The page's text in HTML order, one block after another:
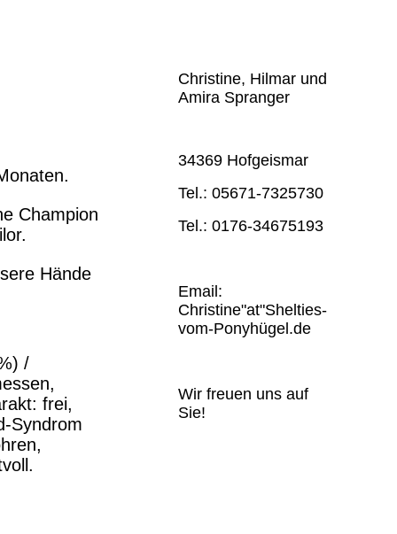
Champion
Hände
/
frei,
Syndrom
Christine, Hilmar und
Amira Spranger
34369 Hofgeismar
Tel.: 05671-7325730
Tel.: 0176-34675193
Email:
Christine"at"Shelties-
vom-Ponyhügel.de
Wir freuen uns auf
Sie!